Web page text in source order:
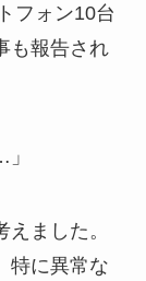
フォン10台
も報告され
ました。
特に異常な